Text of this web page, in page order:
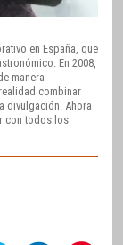
en España, que
En 2008,
manera
combinar
divulgación. Ahora
con todos los